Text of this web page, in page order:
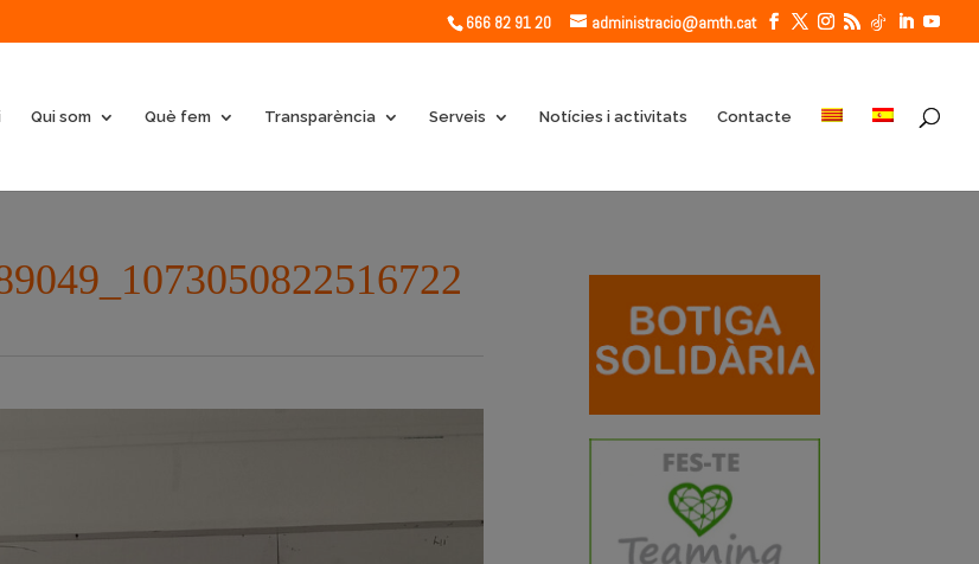
666 82 91 20 administracio@amth.cat
Qui som Què fem Transparència Serveis Notícies i activitats Contacte